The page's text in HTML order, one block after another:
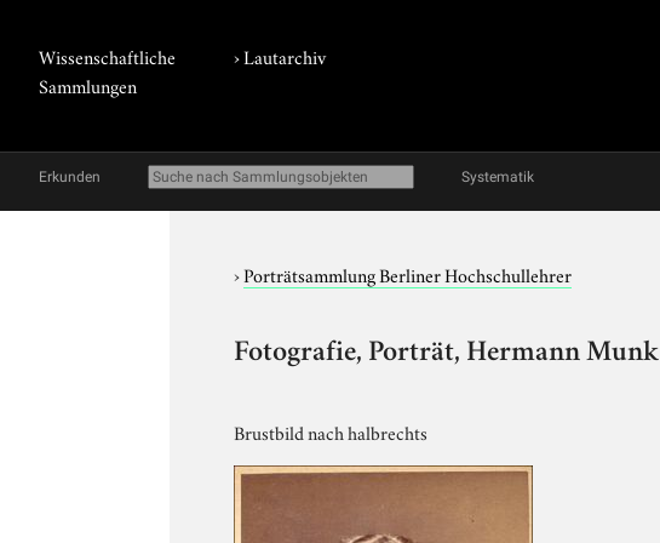
Wissenschaftliche
Sammlungen
›Lautarchiv
Erkunden Systematik
›Porträtsammlung Berliner Hochschullehrer
Fotografie, Porträt, Hermann Munk
Brustbild nach halbrechts